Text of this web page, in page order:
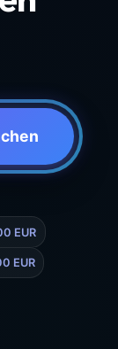
EUR
EUR